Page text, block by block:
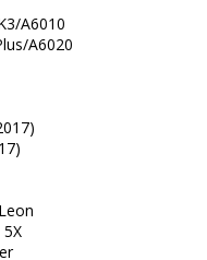
A6010
A6020